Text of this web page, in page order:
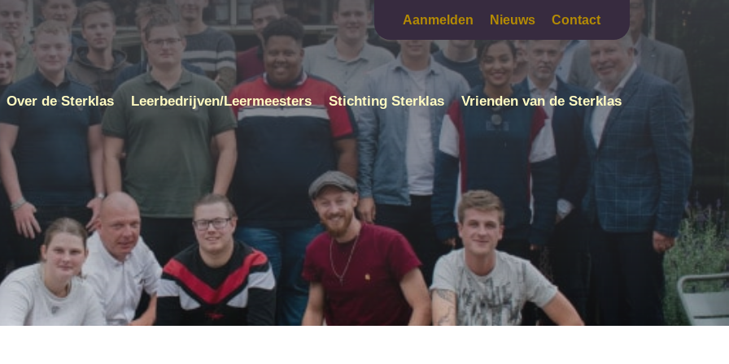
Aanmelden Nieuws Contact
Over de Sterklas Leerbedrijven/Leermeesters Stichting Sterklas Vrienden van de Sterklas